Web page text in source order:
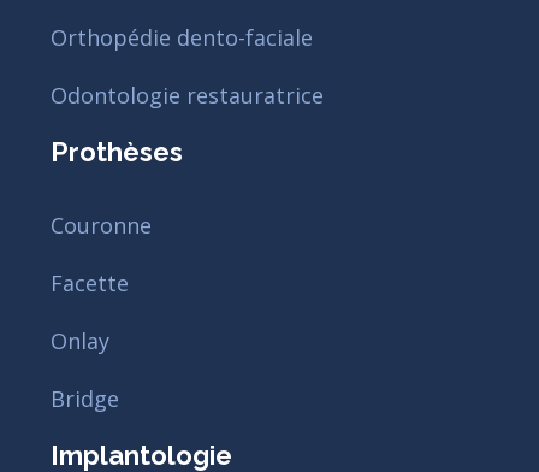
Orthopédie dento-faciale
Odontologie restauratrice
Prothèses
Couronne
Facette
Onlay
Bridge
Implantologie